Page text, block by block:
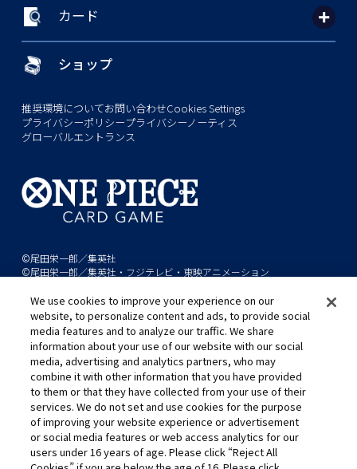
カード
ショップ
推奨環境についてお問い合わせCookies Settings
プライバシーポリシープライバシーノーティス
グローバルエントランス
©尾田栄一郎／集英社
©尾田栄一郎／集英社・フジテレビ・東映アニメーション
このwebサイトに記載されているすべての画像・テキスト・データの無
断転用、転載をお断りします。
開発中につき、本サイトで使用している画像と実際の商品とは異なる場
合があります。
※AppleとAppleのロゴは、米国およびその他の国で登録されたApple
Inc.の商標です。
※Google Play および Google Play ロゴは、Google LLC の商標です。
We use cookies to improve your experience on our
website, to personalize content and ads, to provide social
media features and to analyze our traffic. We share
information about your use of our website with our social
media, advertising and analytics partners, who may
combine it with other information that you have provided
to them or that they have collected from your use of their
services. We do not set and use cookies for the purpose
of improving your website experience or advertisement
or social media features or web access analytics for our
users under 16 years of age. Please click “Reject All